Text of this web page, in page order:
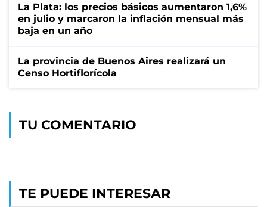
La Plata: los precios básicos aumentaron 1,6%
en julio y marcaron la inflación mensual más
baja en un año
La provincia de Buenos Aires realizará un
Censo Hortiflorícola
TU COMENTARIO
TE PUEDE INTERESAR